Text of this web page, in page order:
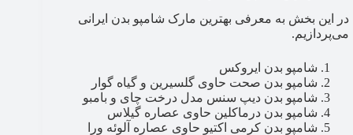
در این بخش به معرفی بهترین مارک شامپو بدن ایرانی
می‌پردازیم.
شامپو بدن ایروکس
شامپو بدن صحت حاوی گلسیرین و گیاه گوار
شامپو بدن دیپ سنس مدل درخت چای و بامبو
شامپو بدن درماکلین حاوی عصاره گیلاس
شامپو بدن کرمی اکتیو حاوی عصاره آلوئه ورا